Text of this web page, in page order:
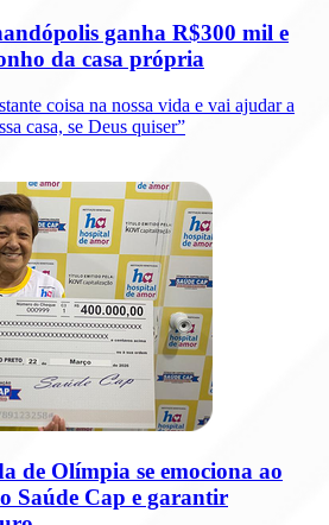
ganha R$300 mil e
da casa própria
coisa na nossa vida e vai ajudar a
casa, se Deus quiser”
de Olímpia se emociona ao
Saúde Cap e garantir